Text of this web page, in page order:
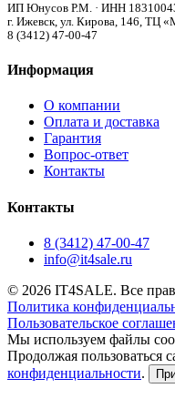
ИП Юнусов Р.М. · ИНН
г. Ижевск, ул. Кирова, 146, ТЦ
8 (3412) 47-00-47
Информация
О компании
Оплата и доставка
Гарантия
Вопрос-ответ
Контакты
Контакты
8 (3412) 47-00-47
info@it4sale.ru
© 2026 IT4SALE. Все
Политика
Пользовательское
Мы используем файлы
Продолжая пользоваться
конфиденциальности.